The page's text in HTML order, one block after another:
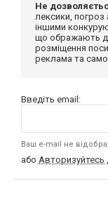
Не
лексики, погроз
іншими
що ображають
розміщення
реклама та
Введіть email:
Ваш e-mail не
або Авторизуйтесь